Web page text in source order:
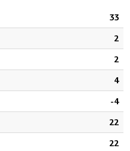
33
2
2
4
-4
22
22